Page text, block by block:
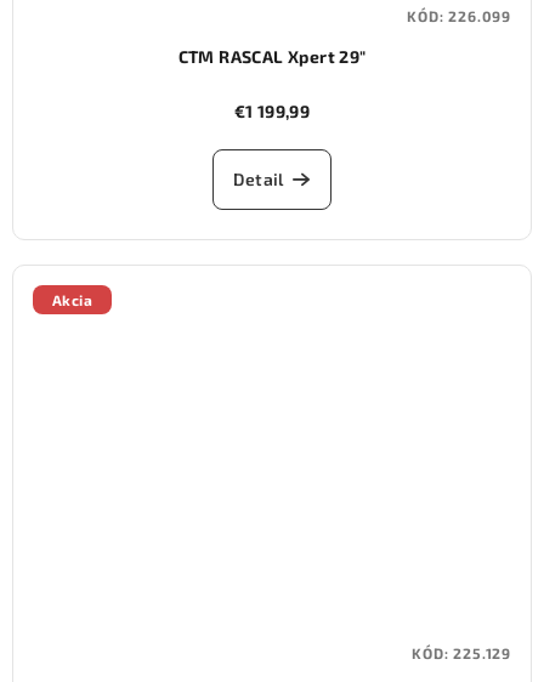
CTM RASCAL Xpert 29"
€1 199,99
Detail
KÓD:226.099
Akcia
KÓD:225.129